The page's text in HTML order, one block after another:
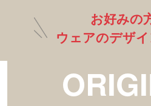
お好みの
ウェアのデザ